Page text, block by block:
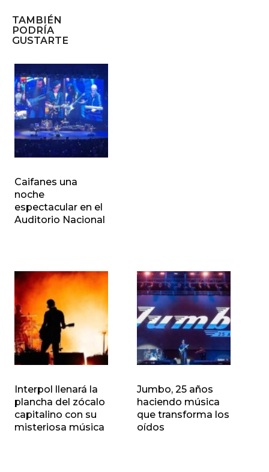
TAMBIÉN
PODRÍA
GUSTARTE
Caifanes una
noche
espectacular en el
Auditorio Nacional
Interpol llenará la
plancha del zócalo
capitalino con su
misteriosa música
Jumbo, 25 años
haciendo música
que transforma los
oídos